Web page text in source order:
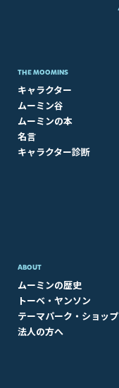
THE MOOMINS
キャラクター
ムーミン谷
ムーミンの本
名言
キャラクター診断
ABOUT​
ムーミンの歴史
トーベ・ヤンソン
テーマパーク・ショップ
法人の方へ